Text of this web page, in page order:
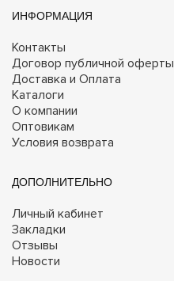
ИНФОРМАЦИЯ
Контакты
Договор публичной оферты
Доставка и Оплата
Каталоги
О компании
Оптовикам
Условия возврата
ДОПОЛНИТЕЛЬНО
Личный кабинет
Закладки
Отзывы
Новости